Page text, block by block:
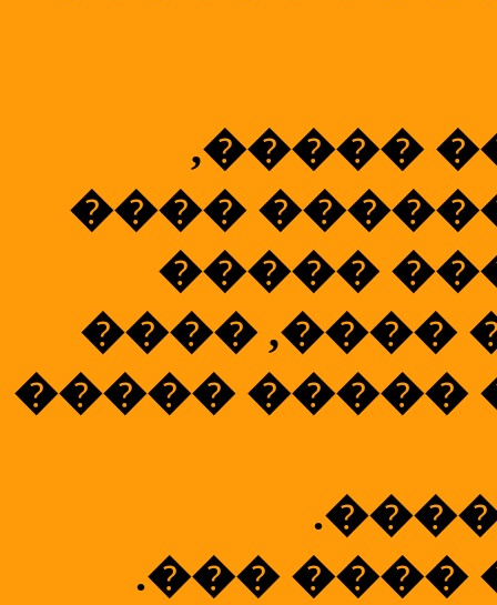
,�����
����
�����
���� ,����
����� �����
.��� ����